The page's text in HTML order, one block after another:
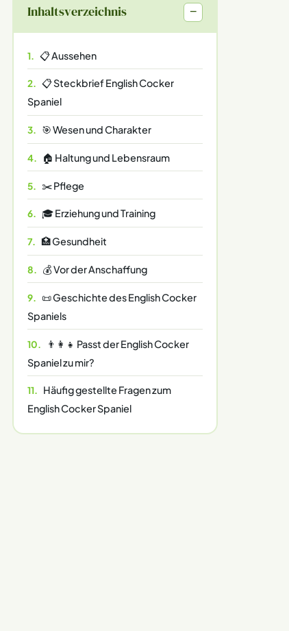
Inhaltsverzeichnis −
📋 Aussehen
📋 Steckbrief English Cocker
Spaniel
🎯 Wesen und Charakter
🏠 Haltung und Lebensraum
✂️ Pflege
🎓 Erziehung und Training
🏥 Gesundheit
💰 Vor der Anschaffung
📜 Geschichte des English Cocker
Spaniels
👨‍👩‍👧 Passt der English Cocker
Spaniel zu mir?
Häufig gestellte Fragen zum
English Cocker Spaniel